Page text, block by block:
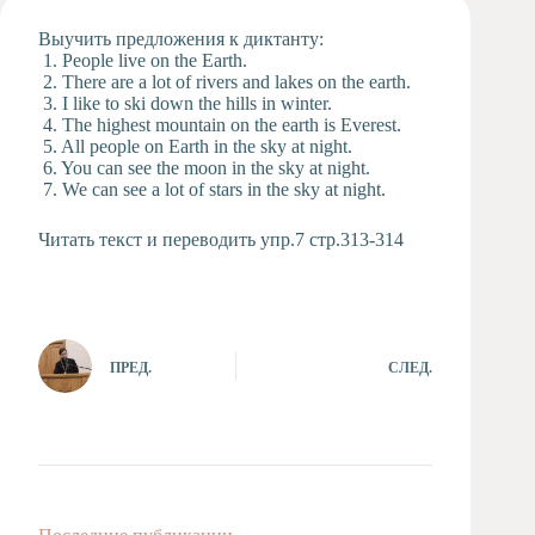
студия
Музыкальное
отделение
Психологическая
Служба
Тьюторская
Выучить предложения к диктанту:
1. People live on the Earth.
2. There are a lot of rivers and lakes on the earth.
3. I like to ski down the hills in winter.
4. The highest mountain on the earth is Everest.
5. All people on Earth in the sky at night.
6. You can see the moon in the sky at night.
7. We can see a lot of stars in the sky at night.
Читать текст и переводить упр.7 стр.313-314
ПРЕД. СЛЕД.